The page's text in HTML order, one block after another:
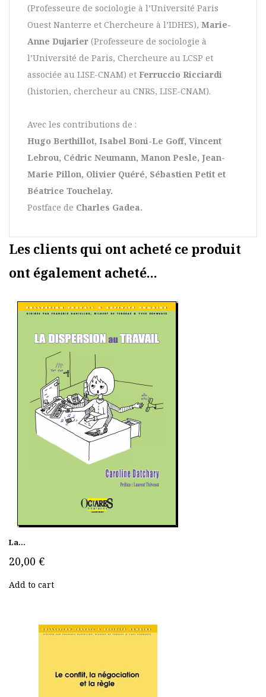
(Professeure de sociologie à l’Université Paris
Ouest Nanterre et Chercheure à l’IDHES), Marie-
Anne Dujarier (Professeure de sociologie à
l’Université de Paris, Chercheure au LCSP et
associée au LISE-CNAM) et Ferruccio Ricciardi
(historien, chercheur au CNRS, LISE-CNAM).
Avec les contributions de :
Hugo Berthillot, Isabel Boni-Le Goff, Vincent
Lebrou, Cédric Neumann, Manon Pesle, Jean-
Marie Pillon, Olivier Quéré, Sébastien Petit et
Béatrice Touchelay.
Postface de Charles Gadea.
Les clients qui ont acheté ce produit
ont également acheté...
La...
20,00 €
Add to cart